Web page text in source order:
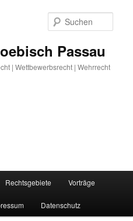
Passau
| Wettbewerbsrecht | Wehrrecht
Rechtsgebiete Vorträge
Datenschutz